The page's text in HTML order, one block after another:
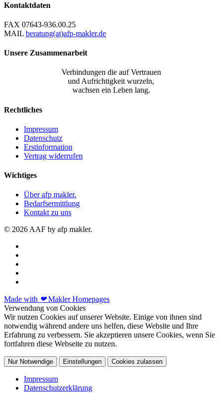
Kontaktdaten
FAX 07643-936.00.25
MAIL beratung(at)afp-makler.de
Unsere Zusammenarbeit
Verbindungen die auf Vertrauen
und Aufrichtigkeit wurzeln,
wachsen ein Leben lang.
Rechtliches
Impressum
Datenschutz
Erstinformation
Vertrag widerrufen
Wichtiges
Über afp makler.
Bedarfsermittlung
Kontakt zu uns
© 2026 AAF by afp makler.
Made with ❤Makler Homepages
Verwendung von Cookies
Wir nutzen Cookies auf unserer Website. Einige von ihnen sind
notwendig während andere uns helfen, diese Website und Ihre
Erfahrung zu verbessern. Sie akzeptieren unsere Cookies, wenn Sie
fortfahren diese Webseite zu nutzen.
Nur Notwendige Einstellungen Cookies zulassen
Impressum
Datenschutzerklärung